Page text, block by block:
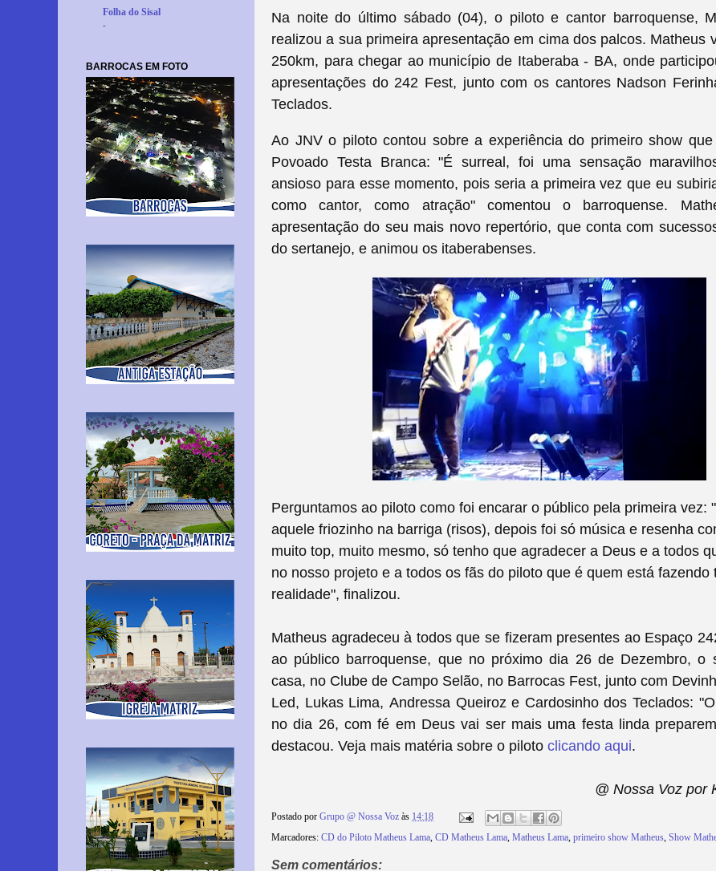
Na noite do último sábado (04), o piloto e cantor barroquense,
realizou a sua primeira apresentação em cima dos palcos. Matheus
250km, para chegar ao município de Itaberaba - BA, onde
apresentações do 242 Fest, junto com os cantores Nadson
Teclados.
Ao JNV o piloto contou sobre a experiência do primeiro show
Povoado Testa Branca: "É surreal, foi uma sensação
ansioso para esse momento, pois seria a primeira vez que eu
como cantor, como atração" comentou o barroquense.
apresentação do seu mais novo repertório, que conta com
do sertanejo, e animou os itaberabenses.
Perguntamos ao piloto como foi encarar o público pela primeira vez:
aquele friozinho na barriga (risos), depois foi só música e resenha
muito top, muito mesmo, só tenho que agradecer a Deus e a todos
no nosso projeto e a todos os fãs do piloto que é quem está fazendo
realidade", finalizou.
Matheus agradeceu à todos que se fizeram presentes ao Espaço
ao público barroquense, que no próximo dia 26 de Dezembro, o
casa, no Clube de Campo Selão, no Barrocas Fest, junto com
Led, Lukas Lima, Andressa Queiroz e Cardosinho dos Teclados: "O
no dia 26, com fé em Deus vai ser mais uma festa linda
destacou. Veja mais matéria sobre o piloto clicando aqui.
@ Nossa Voz por
Postado por Grupo @ Nossa Voz às 14:18
Marcadores: CD do Piloto Matheus Lama CD Matheus Lama Matheus Lama primeiro show Matheus Show
Sem comentários:
Folha do Sisal
-
BARROCAS EM FOTO